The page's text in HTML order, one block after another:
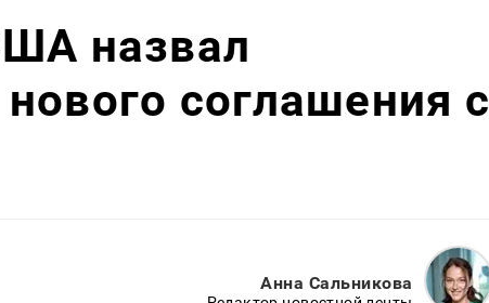
назвал
соглашения с
Анна Сальникова